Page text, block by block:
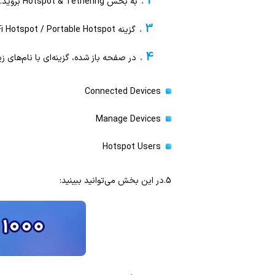
گزینه Wi-Fi Hotspot / Portable Hotspot را انتخاب کنید.
در صفحه باز شده، گزینه‌ای با نام‌های
Connected Devices
Manage Devices
Hotspot Users
5.در این بخش می‌توانید ببینید: